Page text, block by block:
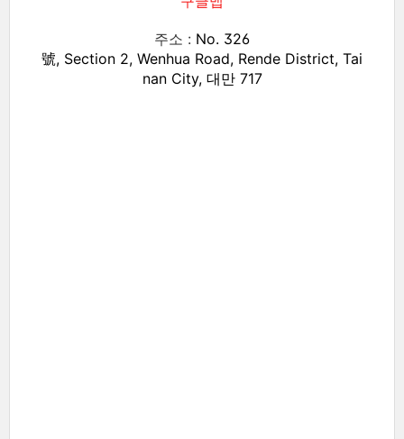
주소 : No. 326
號, Section 2, Wenhua Road, Rende District, Tai
nan City, 대만 717